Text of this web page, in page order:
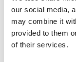
our social media,
may combine it
provided to them
of their services.
Premier
#architectural
glass #reference
"Bei Premier